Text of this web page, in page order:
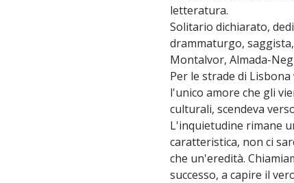
letteratura.
Solitario dichiarato,
drammaturgo,
Montalvor, Almada-
Per le strade di
l'unico amore che gli
culturali, scendeva
L'inquietudine rimane
caratteristica, non ci
che un'eredità.
successo, a capire il